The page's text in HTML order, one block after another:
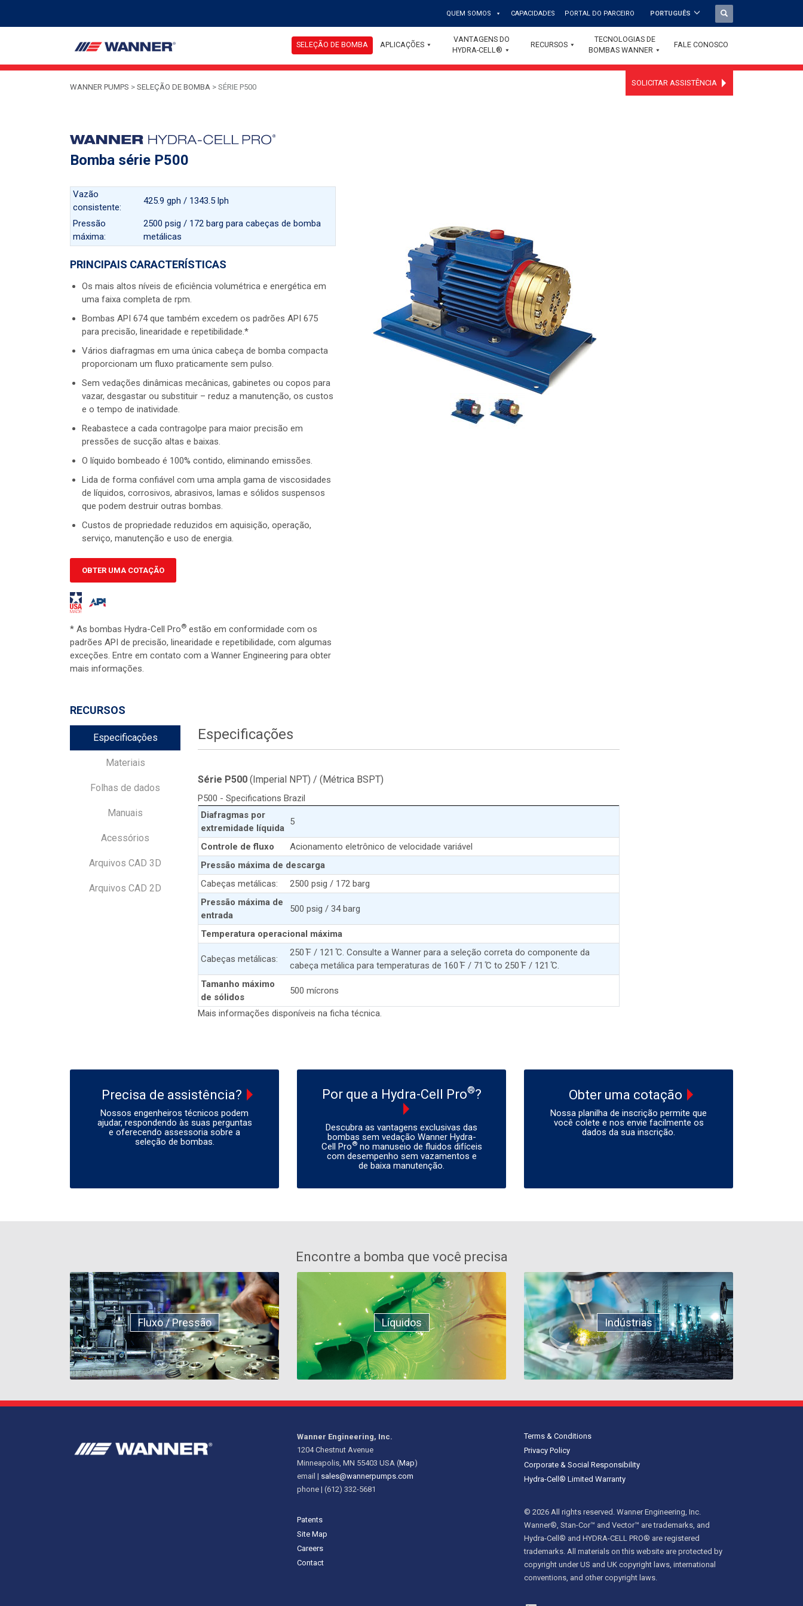
QUEM SOMOS CAPACIDADES PORTAL DO PARCEIRO PORTUGUÊS
SELEÇÃO DE BOMBA APLICAÇÕES
VANTAGENS DO
HYDRA-CELL®
RECURSOS
TECNOLOGIAS DE
BOMBAS WANNER
FALE CONOSCO
SOLICITAR ASSISTÊNCIA
WANNER PUMPS > SELEÇÃO DE BOMBA > SÉRIE P500
Bomba série P500
Vazão
consistente:
425.9 gph / 1343.5 lph
Pressão
máxima:
2500 psig / 172 barg para cabeças de bomba
metálicas
PRINCIPAIS CARACTERÍSTICAS
Os mais altos níveis de eficiência volumétrica e energética em
uma faixa completa de rpm.
Bombas API 674 que também excedem os padrões API 675
para precisão, linearidade e repetibilidade.*
Vários diafragmas em uma única cabeça de bomba compacta
proporcionam um fluxo praticamente sem pulso.
Sem vedações dinâmicas mecânicas, gabinetes ou copos para
vazar, desgastar ou substituir – reduz a manutenção, os custos
e o tempo de inatividade.
Reabastece a cada contragolpe para maior precisão em
pressões de sucção altas e baixas.
O líquido bombeado é 100% contido, eliminando emissões.
Lida de forma confiável com uma ampla gama de viscosidades
de líquidos, corrosivos, abrasivos, lamas e sólidos suspensos
que podem destruir outras bombas.
Custos de propriedade reduzidos em aquisição, operação,
serviço, manutenção e uso de energia.
OBTER UMA COTAÇÃO
* As bombas Hydra-Cell Pro® estão em conformidade com os
padrões API de precisão, linearidade e repetibilidade, com algumas
exceções. Entre em contato com a Wanner Engineering para obter
mais informações.
RECURSOS
Especificações
Materiais
Folhas de dados
Manuais
Acessórios
Arquivos CAD 3D
Arquivos CAD 2D
Especificações
Série P500 (Imperial NPT) / (Métrica BSPT)
P500 - Specifications Brazil
Diafragmas por
extremidade líquida
5
Controle de fluxo
Acionamento eletrônico de velocidade variável
Pressão máxima de descarga
Cabeças metálicas:
2500 psig / 172 barg
Pressão máxima de
entrada
500 psig / 34 barg
Temperatura operacional máxima
Cabeças metálicas:
250 ̊F / 121 ̊C. Consulte a Wanner para a seleção correta do componente da
cabeça metálica para temperaturas de 160 ̊F / 71 ̊C to 250 ̊F / 121 ̊C.
Tamanho máximo
de sólidos
500 mícrons
Mais informações disponíveis na ficha técnica.
Precisa de assistência?
Nossos engenheiros técnicos podem
ajudar, respondendo às suas perguntas
e oferecendo assessoria sobre a
seleção de bombas.
Por que a Hydra-Cell Pro®?
Descubra as vantagens exclusivas das
bombas sem vedação Wanner Hydra-
Cell Pro®no manuseio de fluidos difíceis
com desempenho sem vazamentos e
de baixa manutenção.
Obter uma cotação
Nossa planilha de inscrição permite que
você colete e nos envie facilmente os
dados da sua inscrição.
Encontre a bomba que você precisa
Fluxo / Pressão Líquidos Indústrias
Wanner Engineering, Inc.
1204 Chestnut Avenue
Minneapolis, MN 55403 USA (Map)
email | sales@wannerpumps.com
phone | (612) 332-5681
Patents
Site Map
Careers
Contact
Terms & Conditions
Privacy Policy
Corporate & Social Responsibility
Hydra-Cell® Limited Warranty
© 2026 All rights reserved. Wanner Engineering, Inc.
Wanner®, Stan-Cor™ and Vector™ are trademarks, and
Hydra-Cell® and HYDRA-CELL PRO® are registered
trademarks. All materials on this website are protected by
copyright under US and UK copyright laws, international
conventions, and other copyright laws.